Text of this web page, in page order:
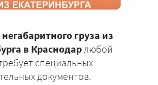
груза из
в Краснодарлюбой
специальных
документов.